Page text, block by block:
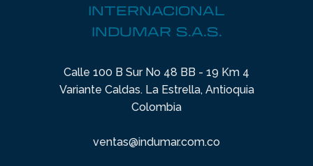
INTERNACIONAL
INDUMAR S.A.S.
Calle 100 B Sur No 48 BB - 19 Km 4
Variante Caldas. La Estrella, Antioquia
Colombia
ventas@indumar.com.co